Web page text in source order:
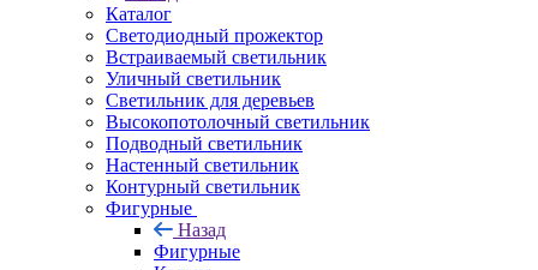
Каталог
Светодиодный прожектор
Встраиваемый светильник
Уличный светильник
Светильник для деревьев
Высокопотолочный светильник
Подводный светильник
Настенный светильник
Контурный светильник
Фигурные
Назад
Фигурные